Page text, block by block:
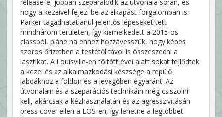
release-e, jobban szeparálódik az útvonala során, és
hogy a kezeivel fejezi be az elkapást forgalomban is.
Parker tagadhatatlanul jelentős lépeseket tett
mindhárom területen, így kiemelkedett a 2015-ös
classból, pláne ha ehhez hozzávesszük, hogy képes
szoros őrizetben a testétől távol is összeszedni a
lasztikat. A Louisville-en töltött évei alatt sokat fejlődtek
a kezei és az alkalmazkodási készsége a repülő
labdákhoz a földön és a levegőben egyaránt. Az
útvonalain és a szeparációs technikáin még csiszolni
kell, akárcsak a kézhasználatán és az agresszivitásán
press cover ellen a LOS-en, így lehetne a legtöbbet